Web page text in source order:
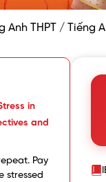
Anh THPT / Tiếng
in
and
Pay
stressed